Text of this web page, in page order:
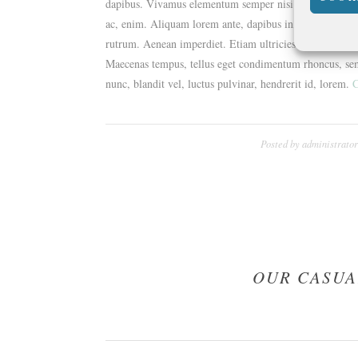
dapibus. Vivamus elementum semper nisi. Aenean
ac, enim. Aliquam lorem ante, dapibus in, viverra
rutrum. Aenean imperdiet. Etiam ultricies nisi vel
Maecenas tempus, tellus eget condimentum rhoncus,
nunc, blandit vel, luctus pulvinar, hendrerit id, lorem.
Posted byadministrator
OUR